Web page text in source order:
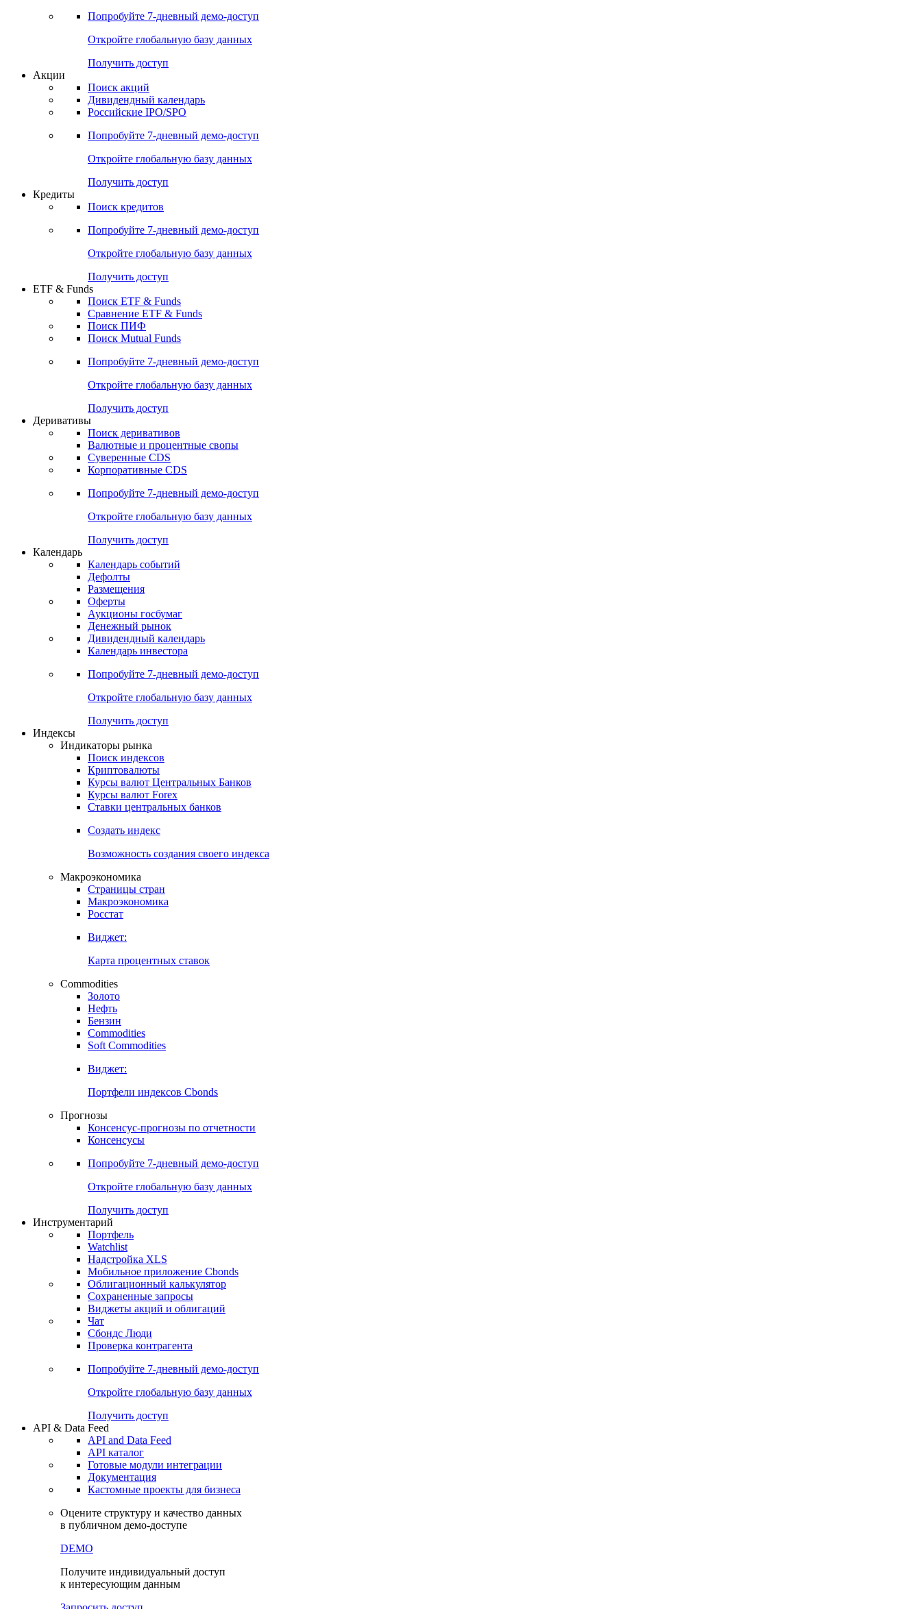
Попробуйте 7-дневный демо-доступ
Откройте глобальную базу данных
Получить доступ
Акции
Поиск акций
Дивидендный календарь
Российские IPO/SPO
Попробуйте 7-дневный демо-доступ
Откройте глобальную базу данных
Получить доступ
Кредиты
Поиск кредитов
Попробуйте 7-дневный демо-доступ
Откройте глобальную базу данных
Получить доступ
ETF & Funds
Поиск ETF & Funds
Сравнение ETF & Funds
Поиск ПИФ
Поиск Mutual Funds
Попробуйте 7-дневный демо-доступ
Откройте глобальную базу данных
Получить доступ
Деривативы
Поиск деривативов
Валютные и процентные свопы
Суверенные CDS
Корпоративные CDS
Попробуйте 7-дневный демо-доступ
Откройте глобальную базу данных
Получить доступ
Календарь
Календарь событий
Дефолты
Размещения
Оферты
Аукционы госбумаг
Денежный рынок
Дивидендный календарь
Календарь инвестора
Попробуйте 7-дневный демо-доступ
Откройте глобальную базу данных
Получить доступ
Индексы
Индикаторы рынка
Поиск индексов
Криптовалюты
Курсы валют Центральных Банков
Курсы валют Forex
Ставки центральных банков
Создать индекс
Возможность создания своего индекса
Макроэкономика
Страницы стран
Макроэкономика
Росстат
Виджет:
Карта процентных ставок
Commodities
Золото
Нефть
Бензин
Commodities
Soft Commodities
Виджет:
Портфели индексов Cbonds
Прогнозы
Консенсус-прогнозы по отчетности
Консенсусы
Попробуйте 7-дневный демо-доступ
Откройте глобальную базу данных
Получить доступ
Инструментарий
Портфель
Watchlist
Надстройка XLS
Мобильное приложение Cbonds
Облигационный калькулятор
Сохраненные запросы
Виджеты акций и облигаций
Чат
Сбондс Люди
Проверка контрагента
Попробуйте 7-дневный демо-доступ
Откройте глобальную базу данных
Получить доступ
API & Data Feed
API and Data Feed
API каталог
Готовые модули интеграции
Документация
Кастомные проекты для бизнеса
Оцените структуру и качество данных
в публичном демо-доступе
DEMO
Получите индивидуальный доступ
к интересующим данным